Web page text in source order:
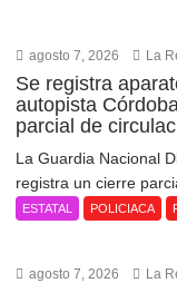
agosto 7, 2026 La
Se registra
autopista
parcial de
La Guardia Nacional
registra un cierre
ESTATAL POLICIACA
agosto 7, 2026 La